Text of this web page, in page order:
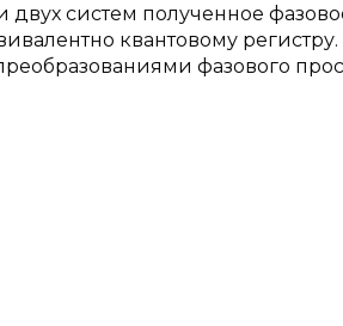
систем полученное
квантовому
фазового